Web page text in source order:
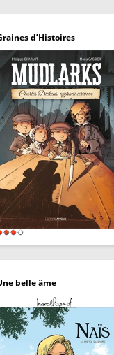
d’Histoires
belle âme